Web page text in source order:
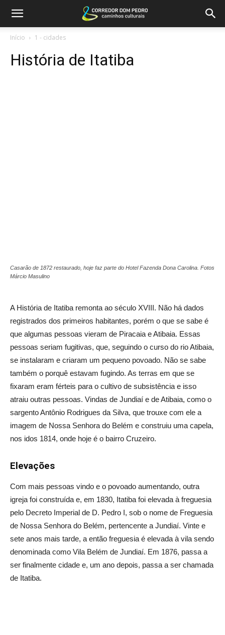
Início 1 - cidades
História de Itatiba
Casarão de 1872 restaurado, hoje faz parte do Hotel Fazenda Dona Carolina. Fotos
Márcio Masulino
A História de Itatiba remonta ao século XVIII. Não há dados
registrados dos primeiros habitantes, porém o que se sabe é
que algumas pessoas vieram de Piracaia e Atibaia. Essas
pessoas seriam fugitivas, que, seguindo o curso do rio Atibaia,
se instalaram e criaram um pequeno povoado. Não se sabe
também o porquê estavam fugindo. As terras em que se
fixaram eram férteis para o cultivo de subsistência e isso
atraiu outras pessoas. Vindas de Jundiaí e de Atibaia, como o
sargento Antônio Rodrigues da Silva, que trouxe com ele a
imagem de Nossa Senhora do Belém e construiu uma capela,
nos idos 1814, onde hoje é o bairro Cruzeiro.
Elevações
Com mais pessoas vindo e o povoado aumentando, outra
igreja foi construída e, em 1830, Itatiba foi elevada à freguesia
pelo Decreto Imperial de D. Pedro I, sob o nome de Freguesia
de Nossa Senhora do Belém, pertencente a Jundiaí. Vinte e
sete anos mais tarde, a então freguesia é elevada à vila sendo
denominada como Vila Belém de Jundiaí. Em 1876, passa a
ser finalmente cidade e, um ano depois, passa a ser chamada
de Itatiba.